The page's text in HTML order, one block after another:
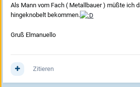
Als Mann vom Fach ( Metallbauer ) müßte ich
hingeknobelt bekommen.
Gruß Elmanuello
Zitieren